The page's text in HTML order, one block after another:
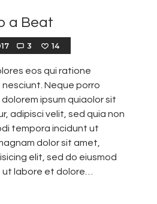
a Beat
3 14
eos qui ratione
Neque porro
ipsum quiaolor sit
adipisci velit, sed quia non
tempora incidunt ut
dolor sit amet,
elit, sed do eiusmod
labore et dolore…